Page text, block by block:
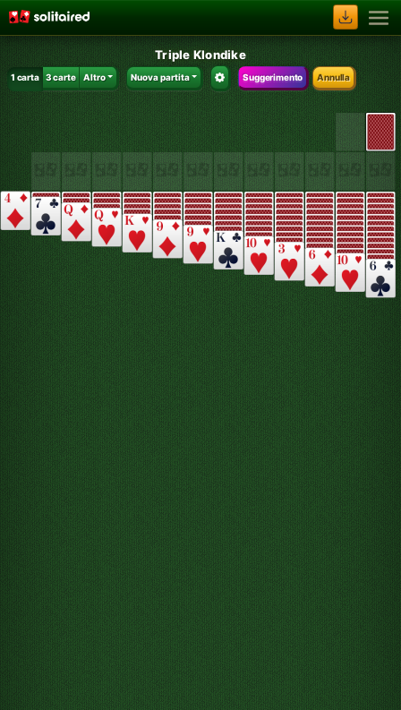
Triple Klondike
1 carta 3 carte Altro Nuova partita Suggerimento Annulla